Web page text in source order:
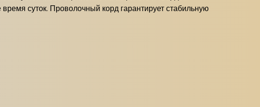
суток. Проволочный корд гарантирует стабильную